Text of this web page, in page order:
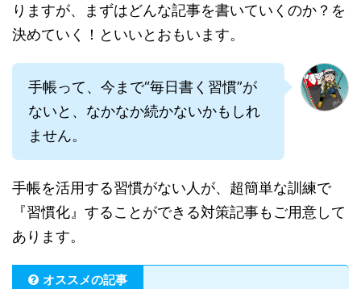
りますが、まずはどんな記事を書いていくのか？を
決めていく！といいとおもいます。
手帳って、今まで“毎日書く習慣”が
ないと、なかなか続かないかもしれ
ません。
手帳を活用する習慣がない人が、超簡単な訓練で
『習慣化』することができる対策記事もご用意して
あります。
オススメの記事